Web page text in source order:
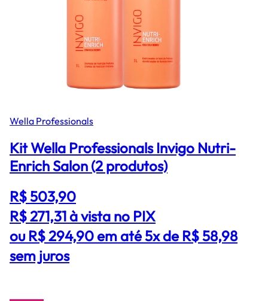
Wella Professionals
Kit Wella Professionals Invigo Nutri-
Enrich Salon (2 produtos)
R$ 503,90
R$ 271,31à vista no PIX
ou R$ 294,90 em até 5x de R$ 58,98
sem juros